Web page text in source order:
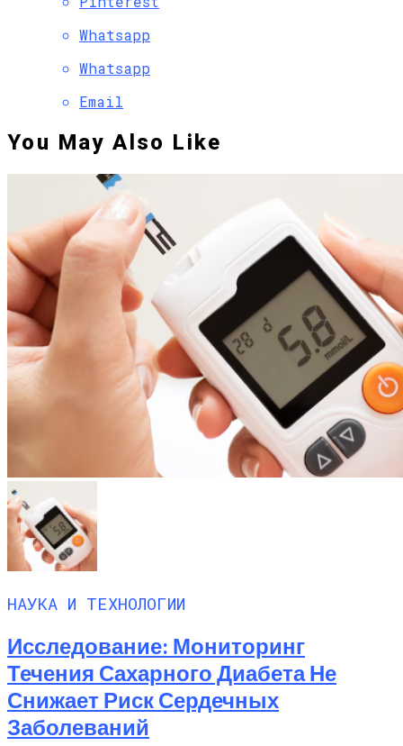
Whatsapp
Whatsapp
Email
You May Also Like
НАУКА И ТЕХНОЛОГИИ
Исследование: Мониторинг
Течения Сахарного Диабета Не
Снижает Риск Сердечных
Заболеваний